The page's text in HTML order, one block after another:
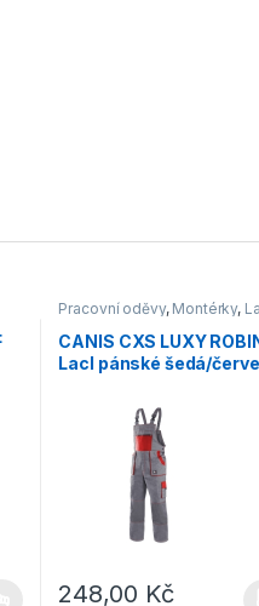
Pracovní oděvy, Montérky,
CANIS CXS LUXY
Lacl pánské šedá/
248,00 Kč